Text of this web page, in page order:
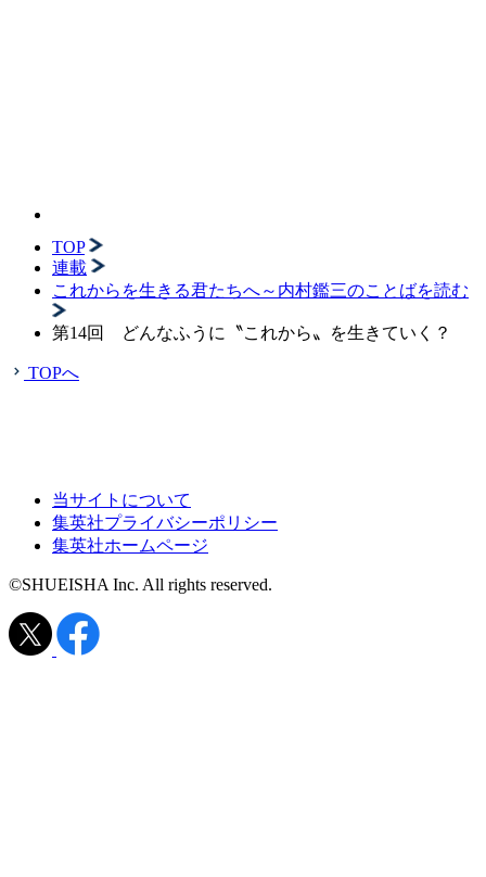
TOP
連載
これからを生きる君たちへ～内村鑑三のことばを読む
第14回 どんなふうに〝これから〟を生きていく？
TOPへ
当サイトについて
集英社プライバシーポリシー
集英社ホームページ
©SHUEISHA Inc. All rights reserved.